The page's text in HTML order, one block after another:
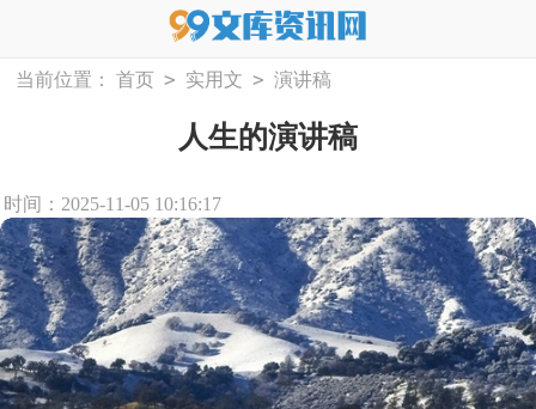
当前位置： 首页 > 实用文 > 演讲稿
人生的演讲稿
时间：2025-11-05 10:16:17